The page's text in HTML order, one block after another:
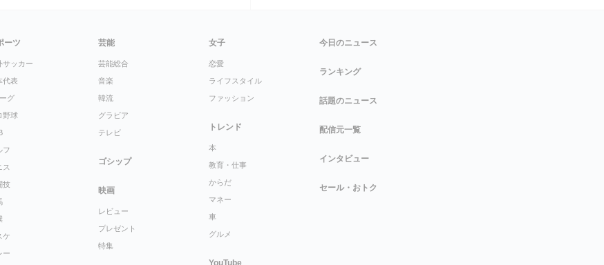
ーツ
サッカー
代表
グ
野球
フ
ス
技
ケ
ー
芸能
芸能総合
音楽
韓流
グラビア
テレビ
ゴシップ
映画
レビュー
プレゼント
特集
女子
恋愛
ライフスタイル
ファッション
トレンド
本
教育・仕事
からだ
マネー
車
グルメ
YouTube
今日のニュース
ランキング
話題のニュース
配信元一覧
インタビュー
セール・おトク